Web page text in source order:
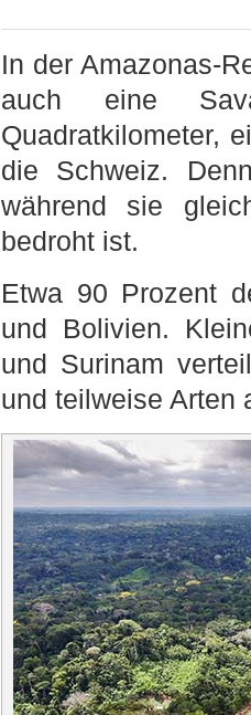
In der Amazonas-
auch eine
Quadratkilometer,
die Schweiz.
während sie
bedroht ist.
Etwa 90 Prozent
und Bolivien.
und Surinam
und teilweise Arten